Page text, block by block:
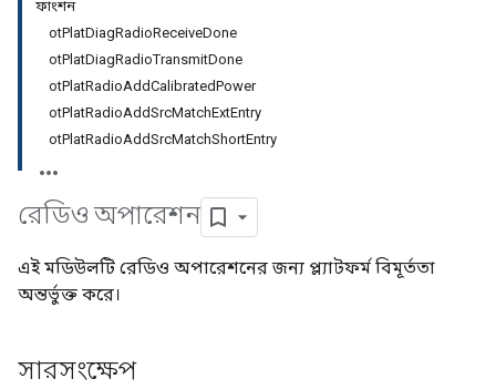
ফাংশন
otPlatDiagRadioReceiveDone
otPlatDiagRadioTransmitDone
otPlatRadioAddCalibratedPower
otPlatRadioAddSrcMatchExtEntry
otPlatRadioAddSrcMatchShortEntry
রেডিও অপারেশন
এই মডিউলটি রেডিও অপারেশনের জন্য প্ল্যাটফর্ম বিমূর্ততা
অন্তর্ভুক্ত করে।
সারসংক্ষেপ